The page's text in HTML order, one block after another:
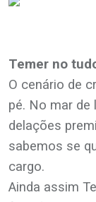
Temer no
O cenário de
pé. No mar de
delações
sabemos se
cargo.
Ainda assim